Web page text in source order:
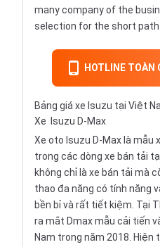
many company of the
selection for the short path
HOTLINE TOÀN
Bảng giá xe Isuzu tại Việt
Xe
Isuzu D-Max
Xe oto Isuzu D-Max là mẫu
trong các dòng xe bán tải
không chỉ là xe bán tải mà
thao đa năng có tính năng
bền bỉ và rất tiết kiệm. Tại
ra mắt Dmax mẫu cải tiến
Nam trong năm 2018. Hiện